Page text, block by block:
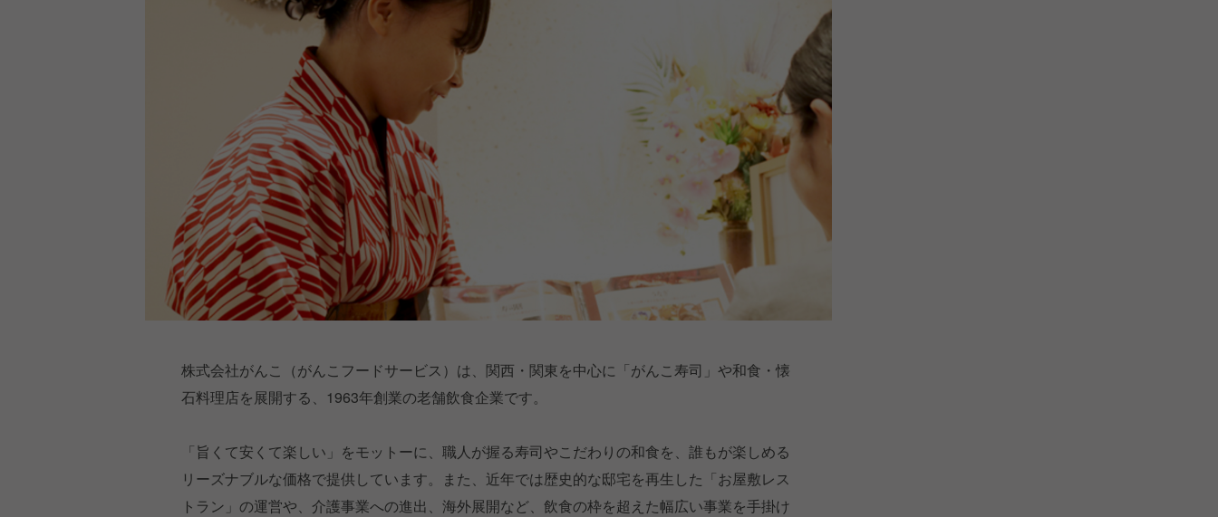
株式会社がんこ（がんこフードサービス）は、関西・関東を中心に「がんこ寿司」や和食・懐
石料理店を展開する、1963年創業の老舗飲食企業です。
「旨くて安くて楽しい」をモットーに、職人が握る寿司やこだわりの和食を、誰もが楽しめる
リーズナブルな価格で提供しています。また、近年では歴史的な邸宅を再生した「お屋敷レス
トラン」の運営や、介護事業への進出、海外展開など、飲食の枠を超えた幅広い事業を手掛け